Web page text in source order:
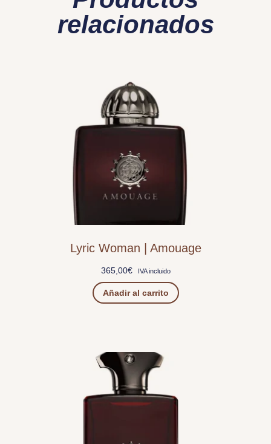
relacionados
Lyric Woman | Amouage
365,00€ IVA incluido
Añadir al carrito